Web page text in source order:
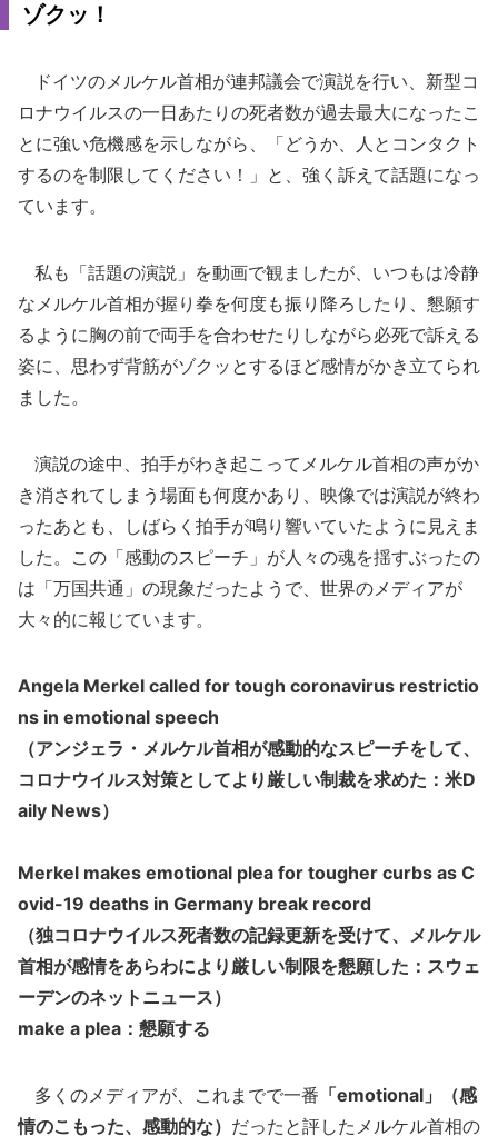
ゾクッ！
ドイツのメルケル首相が連邦議会で演説を行い、新型コ
ロナウイルスの一日あたりの死者数が過去最大になったこ
とに強い危機感を示しながら、「どうか、人とコンタクト
するのを制限してください！」と、強く訴えて話題になっ
ています。
私も「話題の演説」を動画で観ましたが、いつもは冷静
なメルケル首相が握り拳を何度も振り降ろしたり、懇願す
るように胸の前で両手を合わせたりしながら必死で訴える
姿に、思わず背筋がゾクッとするほど感情がかき立てられ
ました。
演説の途中、拍手がわき起こってメルケル首相の声がか
き消されてしまう場面も何度かあり、映像では演説が終わ
ったあとも、しばらく拍手が鳴り響いていたように見えま
した。この「感動のスピーチ」が人々の魂を揺すぶったの
は「万国共通」の現象だったようで、世界のメディアが
大々的に報じています。
Angela Merkel called for tough coronavirus restrictio
ns in emotional speech
（アンジェラ・メルケル首相が感動的なスピーチをして、
コロナウイルス対策としてより厳しい制裁を求めた：米D
aily News）
Merkel makes emotional plea for tougher curbs as C
ovid-19 deaths in Germany break record
（独コロナウイルス死者数の記録更新を受けて、メルケル
首相が感情をあらわにより厳しい制限を懇願した：スウェ
ーデンのネットニュース）
make a plea：懇願する
多くのメディアが、これまでで一番 「emotional」（感
情のこもった、感動的な） だったと評したメルケル首相の